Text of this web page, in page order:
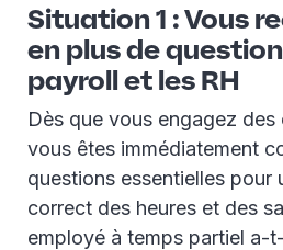
Situation 1 : Vous
en plus de
payroll et les RH
Dès que vous engagez des
vous êtes immédiatement
questions essentielles pour
correct des heures et des
employé à temps partiel a-